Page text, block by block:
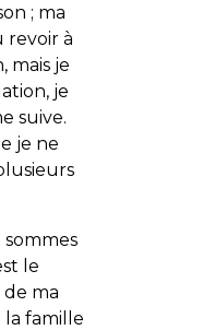
; ma
revoir à
mais je
je
suive.
je ne
sommes
le
de ma
la famille